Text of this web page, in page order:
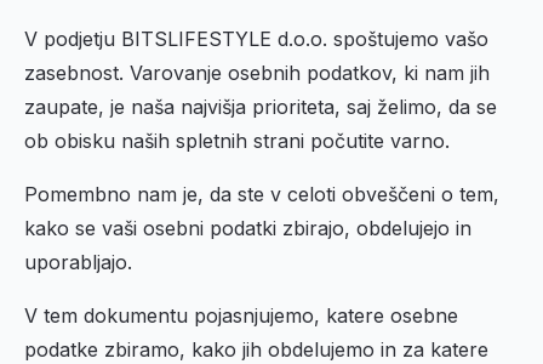
V podjetju BITSLIFESTYLE d.o.o. spoštujemo vašo
zasebnost. Varovanje osebnih podatkov, ki nam jih
zaupate, je naša najvišja prioriteta, saj želimo, da se
ob obisku naših spletnih strani počutite varno.
Pomembno nam je, da ste v celoti obveščeni o tem,
kako se vaši osebni podatki zbirajo, obdelujejo in
uporabljajo.
V tem dokumentu pojasnjujemo, katere osebne
podatke zbiramo, kako jih obdelujemo in za katere